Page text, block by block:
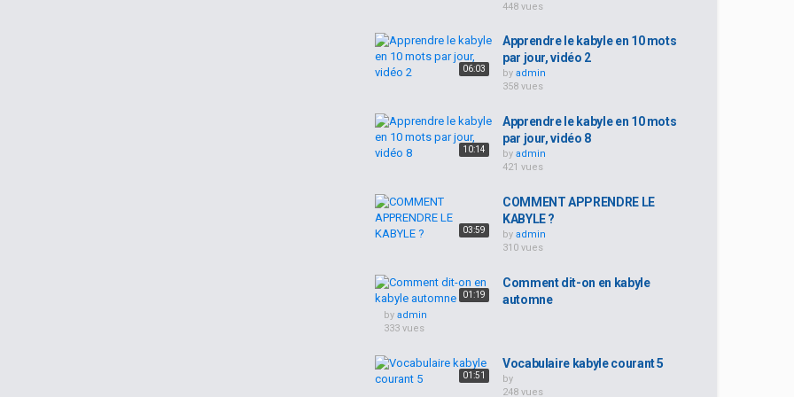
448 vues
06:03
Apprendre le kabyle en 10 mots
par jour, vidéo 2
by admin
358 vues
10:14
Apprendre le kabyle en 10 mots
par jour, vidéo 8
by admin
421 vues
03:59
COMMENT APPRENDRE LE
KABYLE ?
by admin
310 vues
01:19
Comment dit-on en kabyle
automne
by admin
333 vues
01:51
Vocabulaire kabyle courant 5
by
248 vues